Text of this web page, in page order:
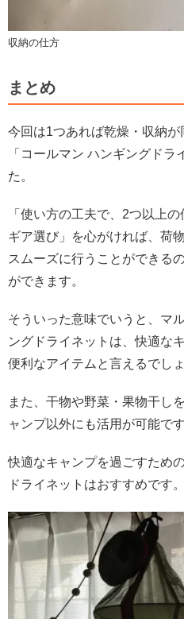
収納の仕方
まとめ
今回は1つあれば乾燥・収納
「コールマン ハンギングド
た。
「使い方の工夫で、2つ以上
ギア選び」を心がければ、荷
スムーズに行うことができる
ができます。
そういった意味でいうと、マ
ングドライネットは、快適な
便利なアイテムと言えるでしょ
また、干物や野菜・果物干し
ャンプ以外にも活用が可能です
快適なキャンプを過ごすため
ドライネットはおすすめです。